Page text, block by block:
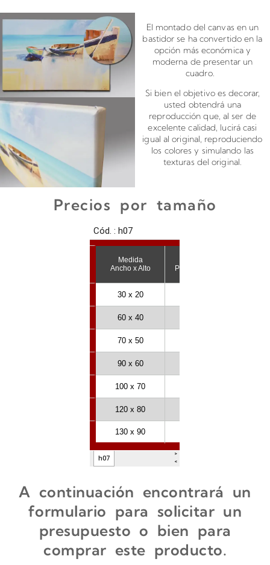
El montado del canvas en un
bastidor se ha convertido en la
opción más económica y
moderna de presentar un
cuadro.
Si bien el objetivo es decorar,
usted obtendrá una
reproducción que, al ser de
excelente calidad, lucirá casi
igual al original, reproduciendo
los colores y simulando las
texturas del original.
Precios por tamaño
A continuación encontrará un
formulario para solicitar un
presupuesto o bien para
comprar este producto.